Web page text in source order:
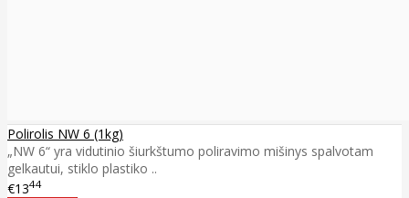
Polirolis NW 6 (1kg)
„NW 6“ yra vidutinio šiurkštumo poliravimo mišinys spalvotam
gelkautui, stiklo plastiko ..
€1344